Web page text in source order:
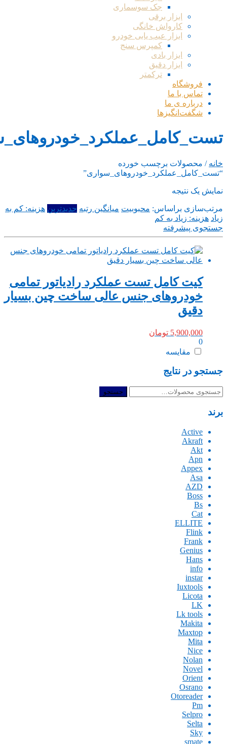
جک سوسماری
ابزار برقی
کارواش خانگی
ابزار عیب یابی خودرو
کمپرس سنج
ابزار بادی
ابزار دقیق
ترکمتر
فروشگاه
تماس با ما
درباره ی ما
شگفت‌انگیزها
خانه / محصولات برچسب خورده
“تست_کامل_عملکرد_خودروهای_سواری”
نمایش یک نتیجه
مرتب‌سازی براساس: محبوبیت میانگین رتبه جدیدترین هزینه: کم به
زیاد هزینه: زیاد به کم
جستجوی پیشرفته
کیت کامل تست عملکرد رادیاتور تمامی
خودروهای جنس عالی ساخت چین بسیار
دقیق
5,900,000 تومان
0
مقایسه
جستجو در نتایج
جستجو
جستجو
برند
Active
Akraft
Akt
Apn
Appex
Asa
AZD
Boss
Bs
Cat
ELLITE
Flink
Frank
Genius
Hans
info
instar
Iuxtools
Licota
LK
Lk tools
Makita
Maxtop
Mita
Nice
Nolan
Novel
Orient
Osrano
Otoreader
Pm
Selpro
Selta
Sky
smate